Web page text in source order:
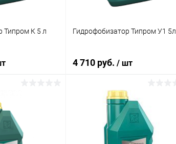
Типром К 5 л
Сравнение
Гидрофобизатор Типром У1 5л
4 710 руб. / шт
В корзину
Купить в 1 клик Сравнение